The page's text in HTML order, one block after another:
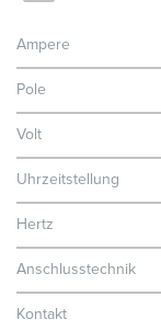
Ampere
Pole
Volt
Uhrzeitstellung
Hertz
Anschlusstechnik
Kontakt